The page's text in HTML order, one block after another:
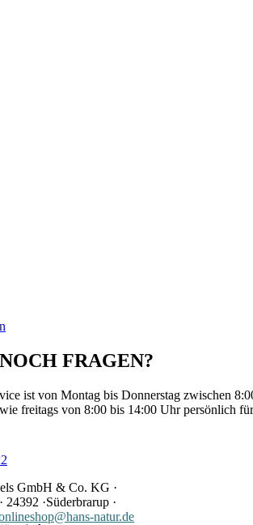
FRAGEN?
ist von Montag bis Donnerstag zwischen
freitags von 8:00 bis 14:00 Uhr persönlich für
GmbH & Co. KG ·
24392 ·Süderbrarup ·
natur.de